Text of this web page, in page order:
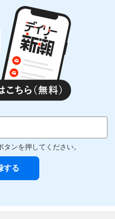
ンを押してください。